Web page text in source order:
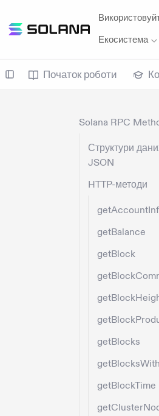
Екосистема
Початок роботи
Solana RPC
Структури
JSON
HTTP-методи
getBalance
getBlock
getBlocks
getBlockTime